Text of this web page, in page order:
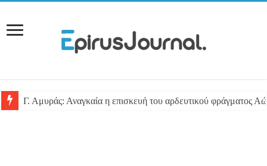
Γ. Αμυράς: Αναγκαία η επισκευή του αρδευτικού φράγματος